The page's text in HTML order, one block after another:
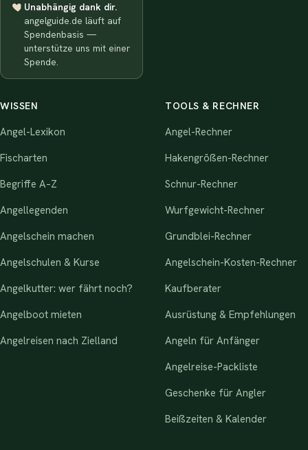
Unabhängig dank dir.
angelguide.de läuft auf
Spendenbasis —
unterstütze uns mit einer
Spende.
WISSEN
Angel-Lexikon
Fischarten
Begriffe A–Z
Angellegenden
Angelschein machen
Angelschulen & Kurse
Angelkutter: wer fährt noch?
Angelboot mieten
Angelreisen nach Zielland
TOOLS & RECHNER
Angel-Rechner
Hakengrößen-Rechner
Schnur-Rechner
Wurfgewicht-Rechner
Grundblei-Rechner
Angelschein-Kosten-Rechner
Kaufberater
Ausrüstung & Empfehlungen
Angeln für Anfänger
Angelreise-Packliste
Geschenke für Angler
Beißzeiten & Kalender